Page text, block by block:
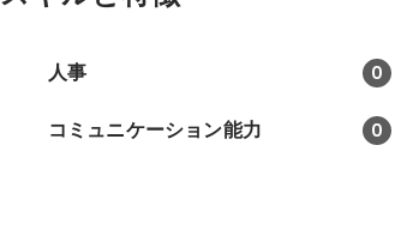
人事 0
コミュニケーション能力 0